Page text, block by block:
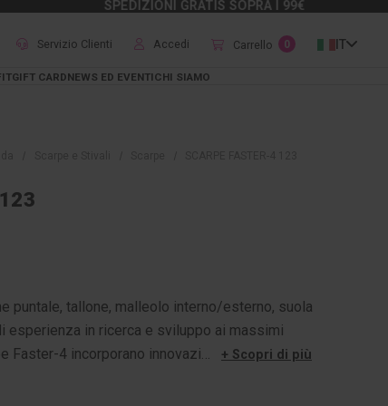
SPEDIZIONI GRATIS SOPRA I 99€
Servizio Clienti Accedi Carrello 0 IT
GIFT CARDNEWS ED EVENTICHI SIAMO
puntale, tallone, malleolo interno/esterno, suola
esperienza in ricerca e sviluppo ai massimi
Faster-4 incorporano innovazi…
+ Scopri di più